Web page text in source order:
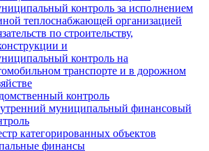
контроль за исполнением
теплоснабжающей организацией
по строительству,
и
контроль на
транспорте и в дорожном
контроль
муниципальный финансовый
категорированных объектов
финансы